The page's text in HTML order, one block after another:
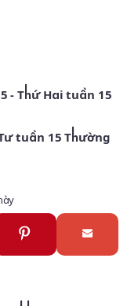
- Thứ Hai tuần 15
tuần 15 Thường